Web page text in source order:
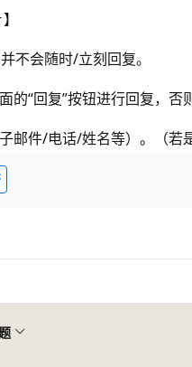
不会随时/立刻回复。
“回复”按钮进行回复，否
邮件/电话/姓名等）。（若